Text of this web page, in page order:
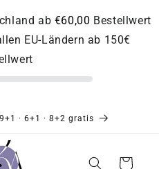
ab €60,00 Bestellwert
EU-Ländern ab 150€
· 6+1 · 8+2 gratis
Warenkorb